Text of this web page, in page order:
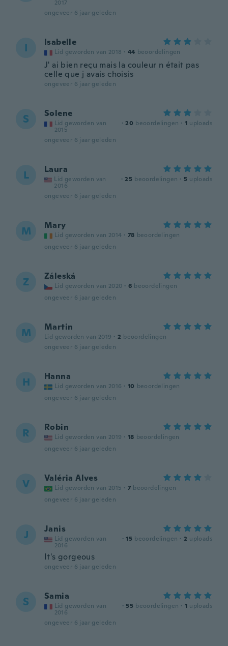
2017
ongeveer 6 jaar geleden
I Isabelle
Lid geworden van 2018 · 44 beoordelingen
J' ai bien reçu mais la couleur n était pas
celle que j avais choisis
ongeveer 6 jaar geleden
S Solene
Lid geworden van
2015
· 20 beoordelingen · 1 uploads
ongeveer 6 jaar geleden
L Laura
Lid geworden van
2016
· 25 beoordelingen · 5 uploads
ongeveer 6 jaar geleden
M Mary
Lid geworden van 2014 · 78 beoordelingen
ongeveer 6 jaar geleden
Z Záleská
Lid geworden van 2020 · 6 beoordelingen
ongeveer 6 jaar geleden
M Martin
Lid geworden van 2019 · 2 beoordelingen
ongeveer 6 jaar geleden
H Hanna
Lid geworden van 2016 · 10 beoordelingen
ongeveer 6 jaar geleden
R Robin
Lid geworden van 2019 · 18 beoordelingen
ongeveer 6 jaar geleden
V Valéria Alves
Lid geworden van 2015 · 7 beoordelingen
ongeveer 6 jaar geleden
J Janis
Lid geworden van
2016
· 15 beoordelingen · 2 uploads
It's gorgeous
ongeveer 6 jaar geleden
S Samia
Lid geworden van
2016
· 55 beoordelingen · 1 uploads
ongeveer 6 jaar geleden